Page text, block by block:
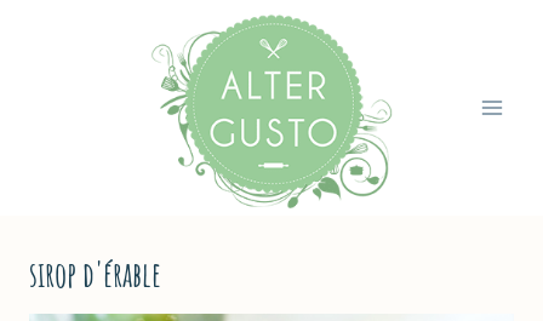
sirop d'érable